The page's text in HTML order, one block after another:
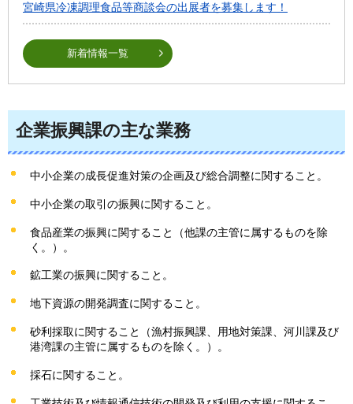
宮崎県冷凍調理食品等商談会の出展者を募集します！
新着情報一覧
企業振興課の主な業務
中小企業の成長促進対策の企画及び総合調整に関すること。
中小企業の取引の振興に関すること。
食品産業の振興に関すること（他課の主管に属するものを除
く。）。
鉱工業の振興に関すること。
地下資源の開発調査に関すること。
砂利採取に関すること（漁村振興課、用地対策課、河川課及び
港湾課の主管に属するものを除く。）。
採石に関すること。